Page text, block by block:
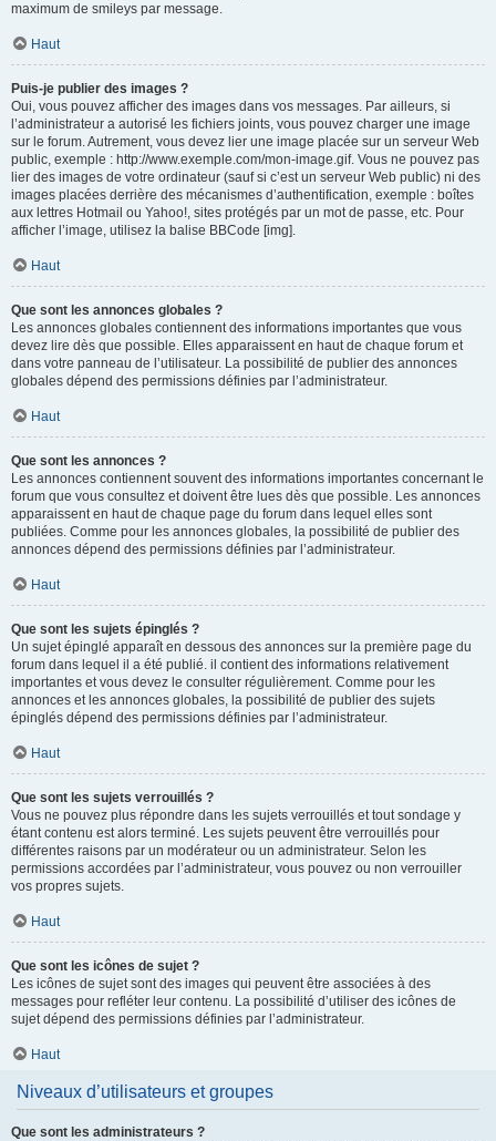
maximum de smileys par message.
Haut
Puis-je publier des images ?
Oui, vous pouvez afficher des images dans vos messages. Par ailleurs, si
l’administrateur a autorisé les fichiers joints, vous pouvez charger une image
sur le forum. Autrement, vous devez lier une image placée sur un serveur Web
public, exemple : http://www.exemple.com/mon-image.gif. Vous ne pouvez pas
lier des images de votre ordinateur (sauf si c’est un serveur Web public) ni des
images placées derrière des mécanismes d’authentification, exemple : boîtes
aux lettres Hotmail ou Yahoo!, sites protégés par un mot de passe, etc. Pour
afficher l’image, utilisez la balise BBCode [img].
Haut
Que sont les annonces globales ?
Les annonces globales contiennent des informations importantes que vous
devez lire dès que possible. Elles apparaissent en haut de chaque forum et
dans votre panneau de l’utilisateur. La possibilité de publier des annonces
globales dépend des permissions définies par l’administrateur.
Haut
Que sont les annonces ?
Les annonces contiennent souvent des informations importantes concernant le
forum que vous consultez et doivent être lues dès que possible. Les annonces
apparaissent en haut de chaque page du forum dans lequel elles sont
publiées. Comme pour les annonces globales, la possibilité de publier des
annonces dépend des permissions définies par l’administrateur.
Haut
Que sont les sujets épinglés ?
Un sujet épinglé apparaît en dessous des annonces sur la première page du
forum dans lequel il a été publié. il contient des informations relativement
importantes et vous devez le consulter régulièrement. Comme pour les
annonces et les annonces globales, la possibilité de publier des sujets
épinglés dépend des permissions définies par l’administrateur.
Haut
Que sont les sujets verrouillés ?
Vous ne pouvez plus répondre dans les sujets verrouillés et tout sondage y
étant contenu est alors terminé. Les sujets peuvent être verrouillés pour
différentes raisons par un modérateur ou un administrateur. Selon les
permissions accordées par l’administrateur, vous pouvez ou non verrouiller
vos propres sujets.
Haut
Que sont les icônes de sujet ?
Les icônes de sujet sont des images qui peuvent être associées à des
messages pour refléter leur contenu. La possibilité d’utiliser des icônes de
sujet dépend des permissions définies par l’administrateur.
Haut
Niveaux d’utilisateurs et groupes
Que sont les administrateurs ?